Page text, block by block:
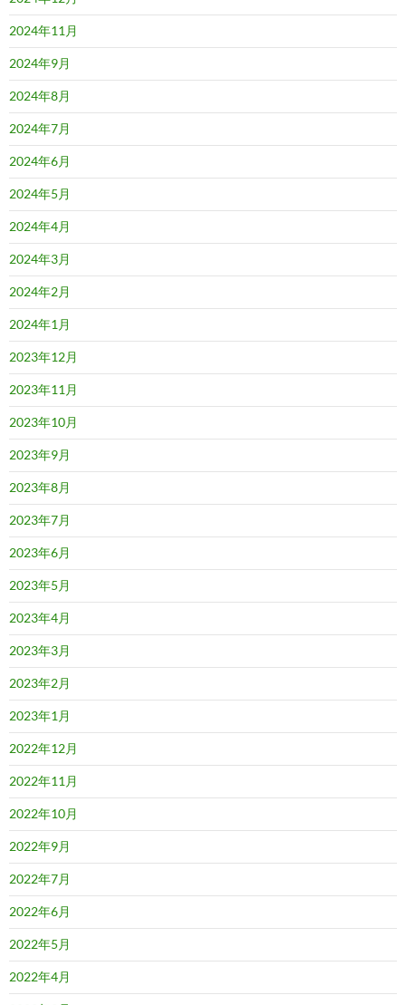
2024年11月
2024年9月
2024年8月
2024年7月
2024年6月
2024年5月
2024年4月
2024年3月
2024年2月
2024年1月
2023年12月
2023年11月
2023年10月
2023年9月
2023年8月
2023年7月
2023年6月
2023年5月
2023年4月
2023年3月
2023年2月
2023年1月
2022年12月
2022年11月
2022年10月
2022年9月
2022年7月
2022年6月
2022年5月
2022年4月